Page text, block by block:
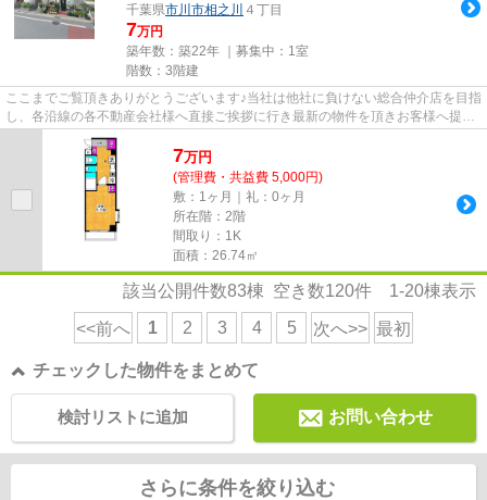
千葉県市川市相之川 ４丁目
7万円
築年数：築22年 ｜募集中： 1室
階数：3階建
ここまでご覧頂きありがとうございます♪当社は他社に負けない総合仲介店を目指
し、各沿線の各不動産会社様へ直接ご挨拶に行き最新の物件を頂きお客様へ提供
しております！最新の情報は...
7万円
(管理費・共益費 5,000円)
敷：1ヶ月｜礼：0ヶ月
所在階：2階
間取り：1K
面積：26.74㎡
該当公開件数83棟 空き数120件 1-20棟表示
<<前へ 1 2 3 4 5 次へ>> 最初
チェックした物件をまとめて
お問い合わせ
検討リストに追加
さらに条件を絞り込む